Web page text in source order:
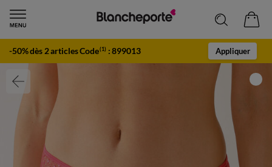
-50% dès 2 articles Code(1) :899013 Appliquer